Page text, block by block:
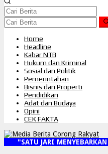
Home
Headline
Kabar NTB
Hukum dan Kriminal
Sosial dan Politik
Pemerintahan
Bisnis dan Properti
Pendidikan
Adat dan Budaya
Opini
CEK FAKTA
"SATU JARI MENYEBARKAN